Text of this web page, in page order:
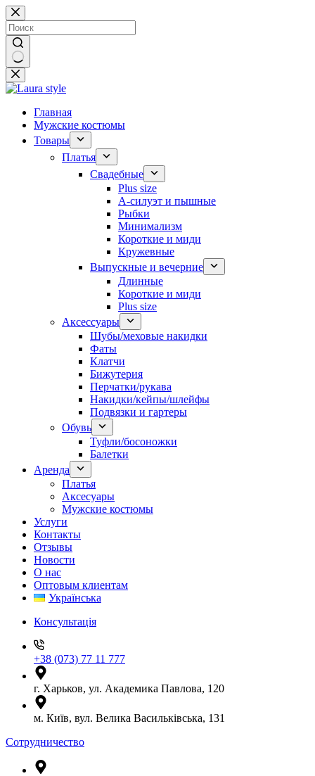
Перейти
к
сути
Ничего
не
Главная
Мужские костюмы
Товары
Платья
Свадебные
Plus size
А-силуэт и пышные
Рыбки
Минимализм
Короткие и миди
Кружевные
Выпускные и вечерние
Длинные
Короткие и миди
Plus size
Аксессуары
Шубы/меховые накидки
Фаты
Клатчи
Бижутерия
Перчатки/рукава
Накидки/кейпы/шлейфы
Подвязки и гартеры
Обувь
Туфли/босоножки
Балетки
Аренда
Платья
Аксесуары
Мужские костюмы
Услуги
Контакты
Отзывы
Новости
О нас
Оптовым клиентам
Українська
Консультація
+38 (073) 77 11 777
г. Харьков, ул. Академика Павлова, 120
м. Київ, вул. Велика Васильківська, 131
Сотрудничество